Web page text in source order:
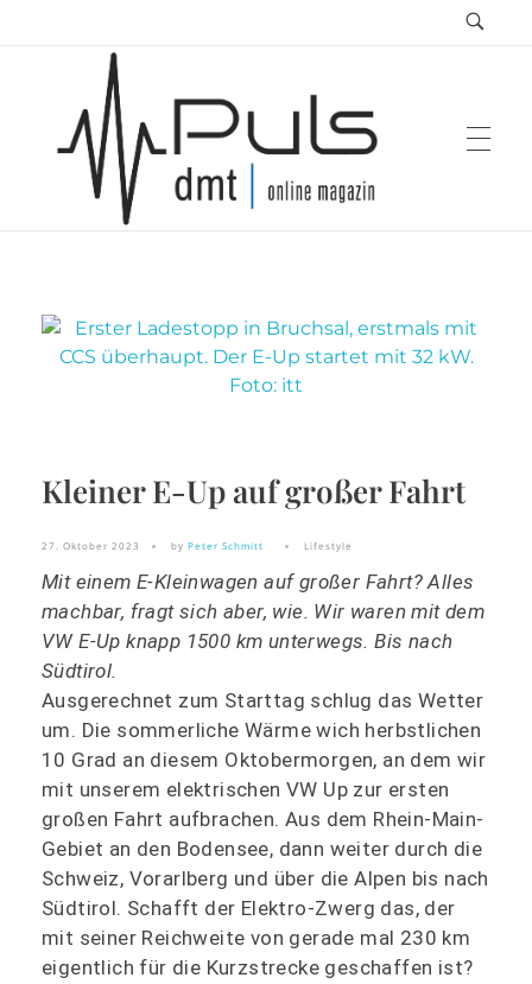
Puls Magazin
Zukunft der Mobilität
Kleiner E-Up auf großer Fahrt
27. Oktober 2023 by Peter Schmitt Lifestyle
Mit einem E-Kleinwagen auf großer Fahrt? Alles
machbar, fragt sich aber, wie. Wir waren mit dem
VW E-Up knapp 1500 km unterwegs. Bis nach
Südtirol.
Ausgerechnet zum Starttag schlug das Wetter
um. Die sommerliche Wärme wich herbstlichen
10 Grad an diesem Oktobermorgen, an dem wir
mit unserem elektrischen VW Up zur ersten
großen Fahrt aufbrachen. Aus dem Rhein-Main-
Gebiet an den Bodensee, dann weiter durch die
Schweiz, Vorarlberg und über die Alpen bis nach
Südtirol. Schafft der Elektro-Zwerg das, der
mit seiner Reichweite von gerade mal 230 km
eigentlich für die Kurzstrecke geschaffen ist?